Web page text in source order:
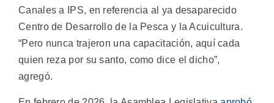
Canales a IPS, en referencia al ya desaparecido
Centro de Desarrollo de la Pesca y la Acuicultura.
“Pero nunca trajeron una capacitación, aquí cada
quien reza por su santo, como dice el dicho”,
agregó.